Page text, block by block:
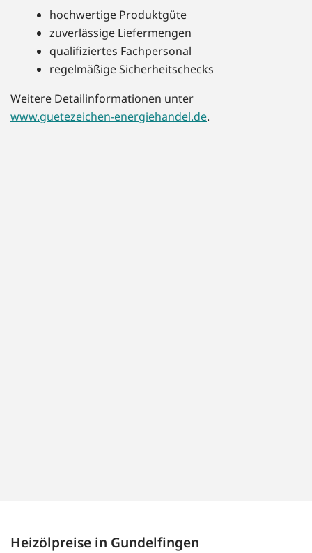
hochwertige Produktgüte
zuverlässige Liefermengen
qualifiziertes Fachpersonal
regelmäßige Sicherheitschecks
Weitere Detailinformationen unter
www.guetezeichen-energiehandel.de.
Heizölpreise in Gundelfingen